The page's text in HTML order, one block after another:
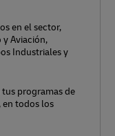
en el sector,
y Aviación,
Industriales y
tus programas de
en todos los